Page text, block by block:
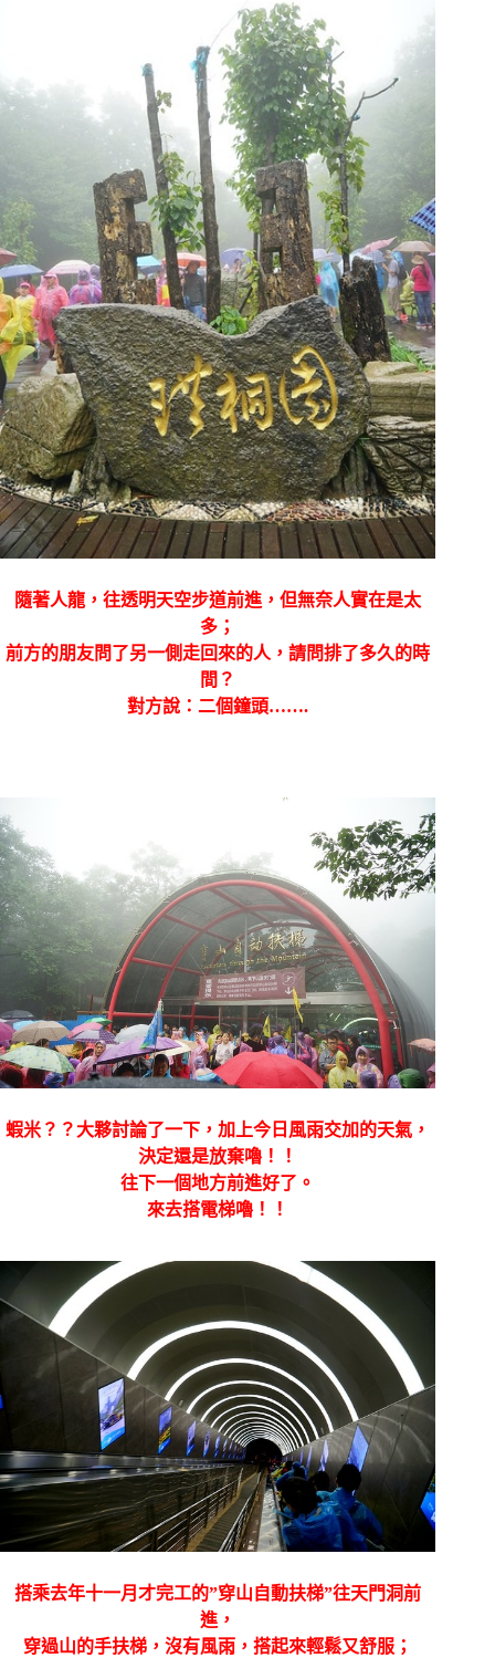
隨著人龍，往透明天空步道前進，但無奈人實在是太
多；
前方的朋友問了另一側走回來的人，請問排了多久的時
間？
對方說：二個鐘頭…….
蝦米？？大夥討論了一下，加上今日風雨交加的天氣，
決定還是放棄嚕！！
往下一個地方前進好了。
來去搭電梯嚕！！
搭乘去年十一月才完工的”穿山自動扶梯”往天門洞前
進，
穿過山的手扶梯，沒有風雨，搭起來輕鬆又舒服；